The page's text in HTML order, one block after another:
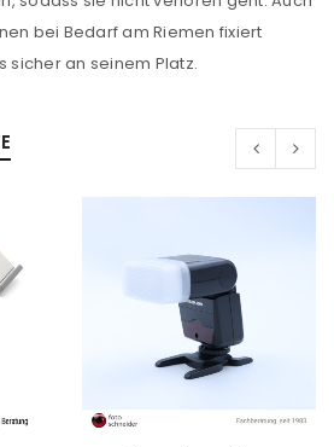
eines neuen Passworts wird an
gesendet.
bei Bedarf am Riemen fixiert
an seinem Platz.